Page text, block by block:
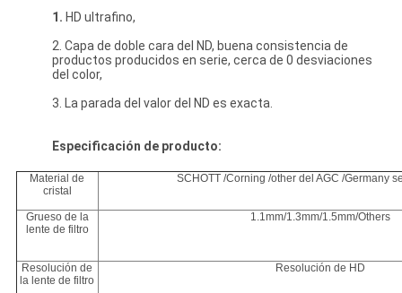
1. HD ultrafino,
2. Capa de doble cara del ND, buena consistencia de
productos producidos en serie, cerca de 0 desviaciones
del color,
3. La parada del valor del ND es exacta.
Especificación de producto:
Material de
cristal
SCHOTT /Corning /other del AGC /Germany
Grueso de la
lente de filtro
1.1mm/1.3mm/1.5mm/Others
Resolución de
la lente de filtro
Resolución de HD